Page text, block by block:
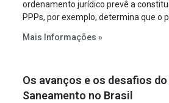
ordenamento jurídico prevê a
PPPs, por exemplo, determina que o
empreendimento. Ou seja, a suposta
projeto a projeto.
Mais Informações »
Os avanços e os desafios
Saneamento no Brasil